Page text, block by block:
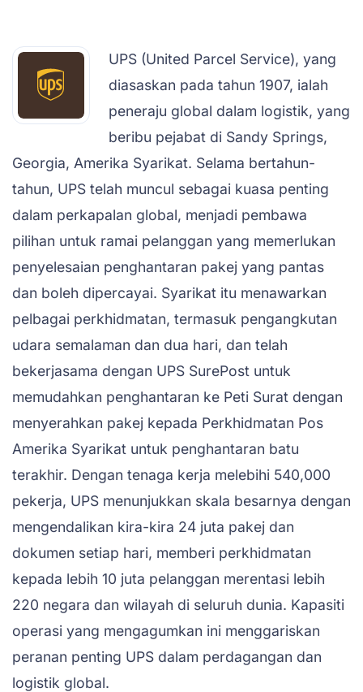
UPS (United Parcel Service), yang
diasaskan pada tahun 1907, ialah
peneraju global dalam logistik, yang
beribu pejabat di Sandy Springs,
Georgia, Amerika Syarikat. Selama bertahun-
tahun, UPS telah muncul sebagai kuasa penting
dalam perkapalan global, menjadi pembawa
pilihan untuk ramai pelanggan yang memerlukan
penyelesaian penghantaran pakej yang pantas
dan boleh dipercayai. Syarikat itu menawarkan
pelbagai perkhidmatan, termasuk pengangkutan
udara semalaman dan dua hari, dan telah
bekerjasama dengan UPS SurePost untuk
memudahkan penghantaran ke Peti Surat dengan
menyerahkan pakej kepada Perkhidmatan Pos
Amerika Syarikat untuk penghantaran batu
terakhir. Dengan tenaga kerja melebihi 540,000
pekerja, UPS menunjukkan skala besarnya dengan
mengendalikan kira-kira 24 juta pakej dan
dokumen setiap hari, memberi perkhidmatan
kepada lebih 10 juta pelanggan merentasi lebih
220 negara dan wilayah di seluruh dunia. Kapasiti
operasi yang mengagumkan ini menggariskan
peranan penting UPS dalam perdagangan dan
logistik global.